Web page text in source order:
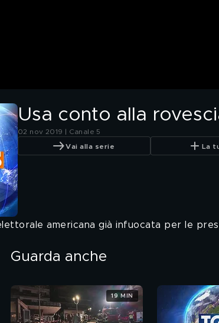
Usa conto alla
02 nov 2019 | Canale 5
Vai alla serie La
americana già infuocata per le
Guarda anche
19 MIN